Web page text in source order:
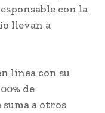
con la
llevan a
línea con su
de
a otros